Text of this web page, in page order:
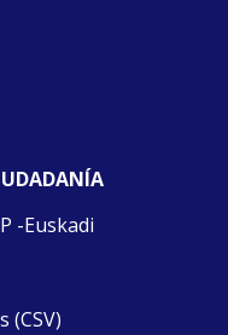
-Euskadi
(CSV)